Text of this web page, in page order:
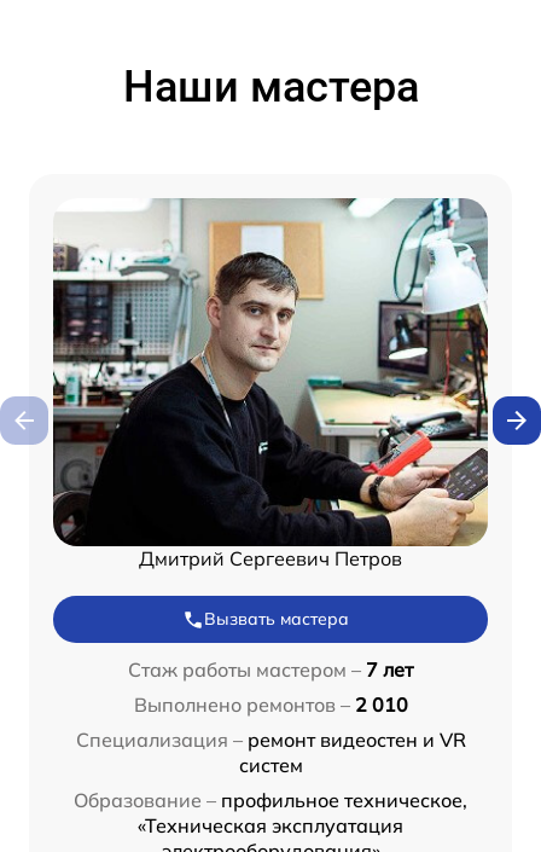
Наши мастера
Дмитрий Сергеевич Петров
Вызвать мастера
Стаж работы мастером – 7 лет
Выполнено ремонтов – 2 010
Специализация – ремонт видеостен и VR
систем
Образование – профильное техническое,
«Техническая эксплуатация